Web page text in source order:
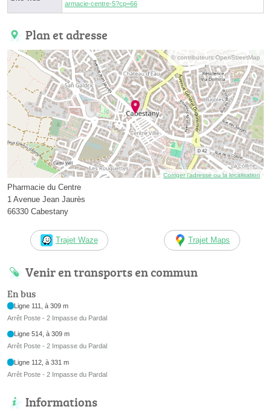
armacie-centre-5?cp=66
Plan et adresse
© contributeurs OpenStreetMap
Corriger l’adresse ou la localisation
Pharmacie du Centre
1 Avenue Jean Jaurès
66330 Cabestany
Trajet Waze Trajet Maps
Venir en transports en commun
En bus
Ligne 111, à 309 m
Arrêt Poste - 2 Impasse du Pardal
Ligne 514, à 309 m
Arrêt Poste - 2 Impasse du Pardal
Ligne 112, à 331 m
Arrêt Poste - 2 Impasse du Pardal
Informations